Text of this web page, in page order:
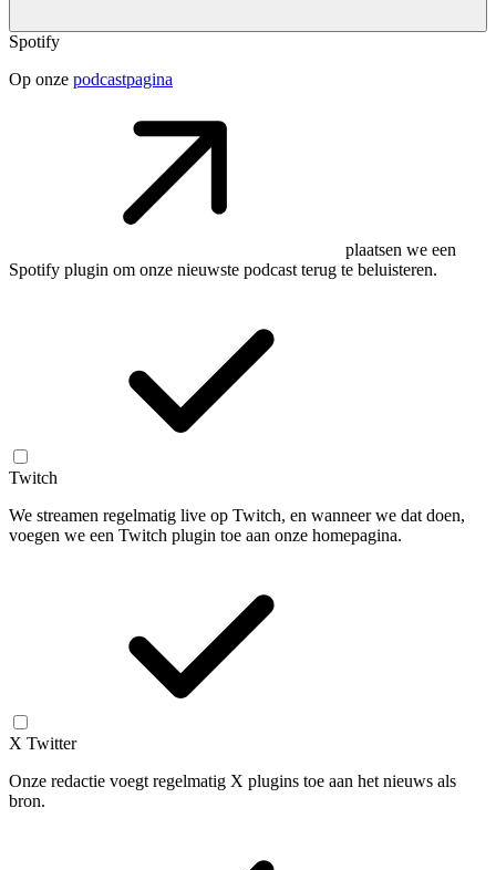
Spotify
Op onze podcastpagina
plaatsen we een
Spotify plugin om onze nieuwste podcast terug te beluisteren.
Twitch
We streamen regelmatig live op Twitch, en wanneer we dat doen,
voegen we een Twitch plugin toe aan onze homepagina.
X Twitter
Onze redactie voegt regelmatig X plugins toe aan het nieuws als
bron.